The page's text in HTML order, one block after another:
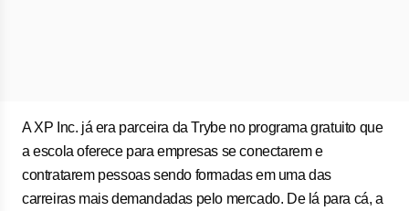
A XP Inc. já era parceira da Trybe no programa gratuito que
a escola oferece para empresas se conectarem e
contratarem pessoas sendo formadas em uma das
carreiras mais demandadas pelo mercado. De lá para cá, a